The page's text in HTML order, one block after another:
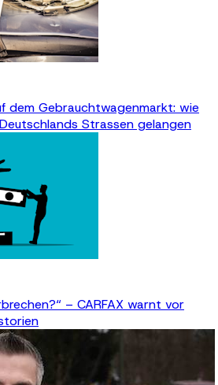
dem Gebrauchtwagenmarkt: wie
Strassen gelangen
– CARFAX warnt vor